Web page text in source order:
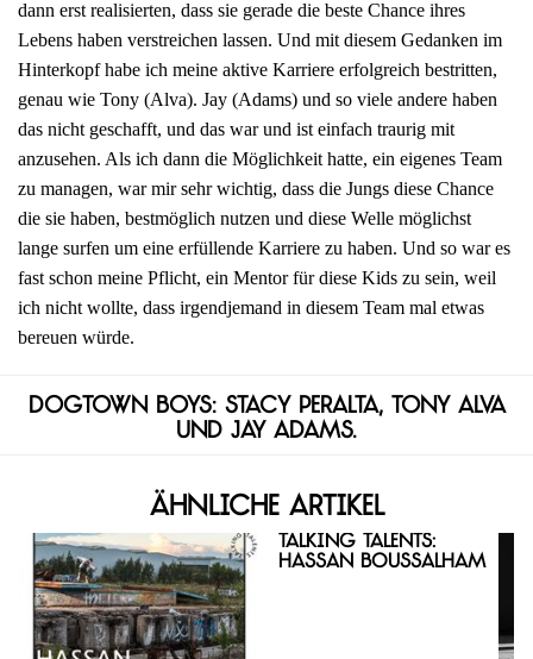
dann erst realisierten, dass sie gerade die beste Chance ihres
Lebens haben verstreichen lassen. Und mit diesem Gedanken im
Hinterkopf habe ich meine aktive Karriere erfolgreich bestritten,
genau wie Tony (Alva). Jay (Adams) und so viele andere haben
das nicht geschafft, und das war und ist einfach traurig mit
anzusehen. Als ich dann die Möglichkeit hatte, ein eigenes Team
zu managen, war mir sehr wichtig, dass die Jungs diese Chance
die sie haben, bestmöglich nutzen und diese Welle möglichst
lange surfen um eine erfüllende Karriere zu haben. Und so war es
fast schon meine Pflicht, ein Mentor für diese Kids zu sein, weil
ich nicht wollte, dass irgendjemand in diesem Team mal etwas
bereuen würde.
Dogtown Boys: Stacy Peralta, Tony Alva
und Jay Adams.
Ähnliche Artikel
Talking Talents:
Hassan Boussalham